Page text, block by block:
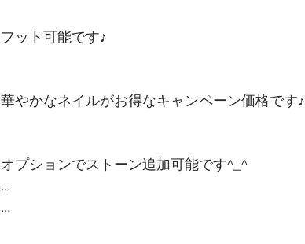
フット可能です♪
華やかなネイルがお得なキャンペーン価格です♪
オプションでストーン追加可能です^_^
…
…